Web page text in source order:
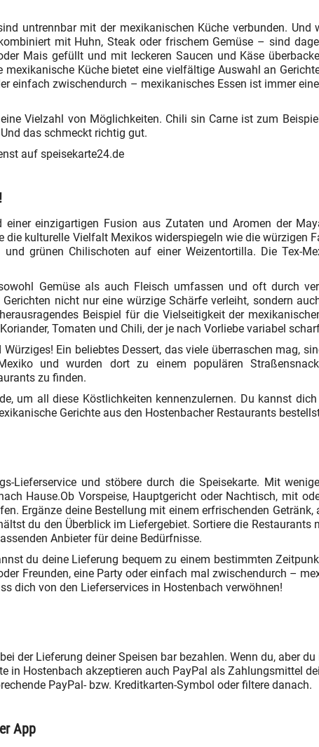
untrennbar mit der mexikanischen Küche verbunden. Und
mit Huhn, Steak oder frischem Gemüse – sind
Mais gefüllt und mit leckeren Saucen und Käse
Küche bietet eine vielfältige Auswahl an
einfach zwischendurch – mexikanisches Essen ist immer
Vielzahl von Möglichkeiten. Chili sin Carne ist zum
das schmeckt richtig gut.
auf speisekarte24.de
einzigartigen Fusion aus Zutaten und Aromen der
die kulturelle Vielfalt Mexikos widerspiegeln wie die würzigen
grünen Chilischoten auf einer Weizentortilla. Die Tex-
Gemüse als auch Fleisch umfassen und oft durch
nicht nur eine würzige Schärfe verleiht, sondern
Beispiel für die Vielseitigkeit der
Tomaten und Chili, der je nach Vorliebe variabel
Ein beliebtes Dessert, das viele überraschen mag,
und wurden dort zu einem populären
zu finden.
um all diese Köstlichkeiten kennenzulernen. Du kannst
Gerichte aus den Hostenbacher Restaurants
Lieferservice und stöbere durch die Speisekarte. Mit
Hause.Ob Vorspeise, Hauptgericht oder Nachtisch, mit
Ergänze deine Bestellung mit einem erfrischenden
du den Überblick im Liefergebiet. Sortiere die Restaurants
Anbieter für deine Bedürfnisse.
du deine Lieferung bequem zu einem bestimmten
Freunden, eine Party oder einfach mal zwischendurch –
dich von den Lieferservices in Hostenbach verwöhnen!
der Lieferung deiner Speisen bar bezahlen. Wenn du, aber
in Hostenbach akzeptieren auch PayPal als Zahlungsmittel
PayPal- bzw. Kreditkarten-Symbol oder filtere danach.
App